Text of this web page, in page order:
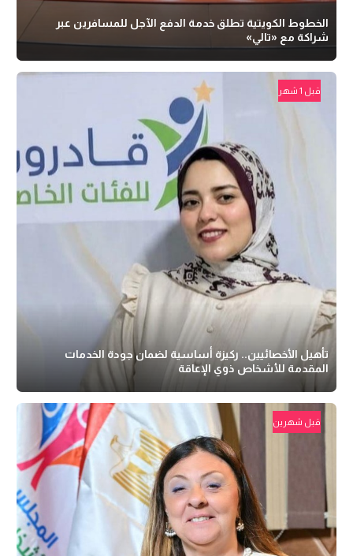
الخطوط الكويتية تطلق خدمة الدفع الآجل للمسافرين عبر
شراكة مع «تالي»
قبل 1 شهر
تأهيل الأخصائيين.. ركيزة أساسية لضمان جودة الخدمات
المقدمة للأشخاص ذوي الإعاقة
قبل شهرين